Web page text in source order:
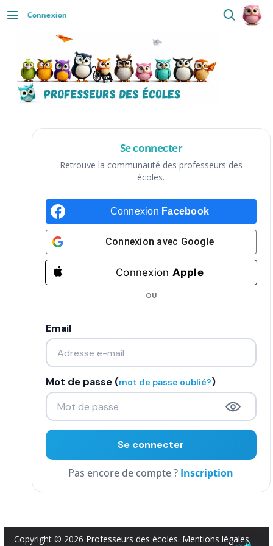
PasserConnexion
DÉCOUVRIR
Accueil
Se connecter
VIE PROFESSIONNELLE
Ressources
Lectures de livres
Mouvement
COMMUNAUTÉ
Forum
Réseaux sociaux
Petites annonces
Se connecter
Retrouve la communauté des professeurs des
écoles.
Connexion Facebook
Connexion avec Google
Connexion Apple
OU
Email
Mot de passe (mot de passe oublié?)
Inscription
Copyright © 2026 Professeurs des écoles. Mentions légales